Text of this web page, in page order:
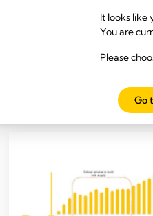
d’initiation efficaces
Temps de lecture: 3 min.
It looks like
You are
Please
Go